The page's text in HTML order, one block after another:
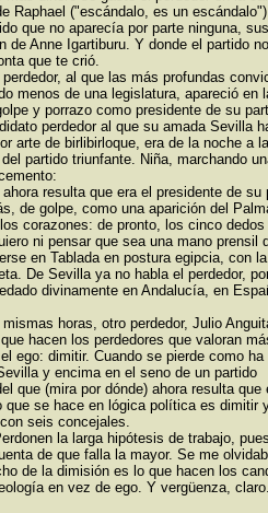
Raphael ("escándalo, es un
que no aparecía por parte ninguna,
de Anne Igartiburu. Y donde el partido
que te crió.
al que las más profundas
menos de una legislatura, apareció en
y porrazo como presidente de su
perdedor al que su amada Sevilla
arte de birlibirloque, era de la noche a
partido triunfante. Niña, marchando
resulta que era el presidente de su
de golpe, como una aparición del
corazones: de pronto, los cinco dedos
ni pensar que sea una mano prensil
en Tablada en postura egipcia, con
De Sevilla ya no habla el perdedor,
divinamente en Andalucía, en
horas, otro perdedor, Julio
hacen los perdedores que valoran
ego: dimitir. Cuando se pierde como ha
y encima en el seno de un partido
que (mira por dónde) ahora resulta que
que se hace en lógica política es dimitir
seis concejales.
la larga hipótesis de trabajo,
de que falla la mayor. Se me
de la dimisión es lo que hacen los
en vez de ego. Y vergüenza,